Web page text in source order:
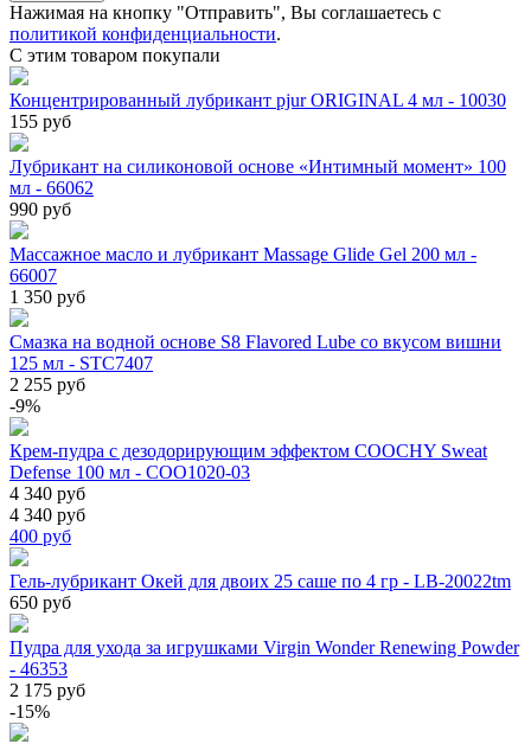
Нажимая на кнопку "Отправить", Вы соглашаетесь с
политикой конфиденциальности.
С этим товаром покупали
Концентрированный лубрикант pjur ORIGINAL 4 мл - 10030
155 руб
Лубрикант на силиконовой основе «Интимный момент» 100
мл - 66062
990 руб
Массажное масло и лубрикант Massage Glide Gel 200 мл -
66007
1 350 руб
Смазка на водной основе S8 Flavored Lube со вкусом вишни
125 мл - STC7407
2 255 руб
-9%
Крем-пудра с дезодорирующим эффектом COOCHY Sweat
Defense 100 мл - COO1020-03
4 340 руб
4 340 руб
400 руб
Гель-лубрикант Окей для двоих 25 саше по 4 гр - LB-20022tm
650 руб
Пудра для ухода за игрушками Virgin Wonder Renewing Powder
- 46353
2 175 руб
-15%